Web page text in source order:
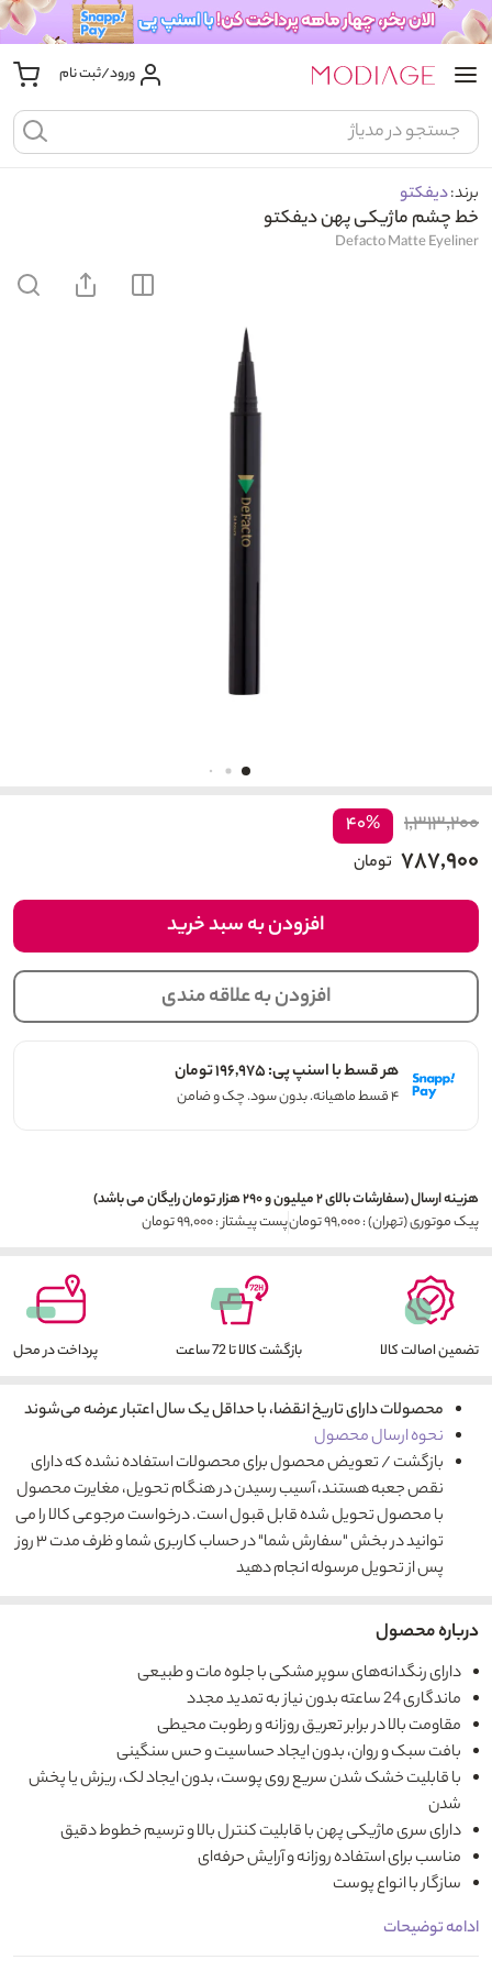
ورود/ثبت نام
برند:دیفکتو
خط چشم ماژیکی پهن دیفکتو
Defacto Matte Eyeliner
۱,۳۱۳,۲۰۰ ۴۰%
۷۸۷,۹۰۰ تومان
افزودن به سبد خرید
افزودن به علاقه مندی
هر قسط با اسنپ پی: ۱۹۶,۹۷۵ تومان
۴ قسط ماهیانه. بدون سود. چک و ضامن
هزینه ارسال (سفارشات بالای ۲ میلیون و ۲۹۰ هزار تومان رایگان می باشد)
پیک موتوری (تهران) : ۹۹,۰۰۰ تومان
پست پیشتاز : ۹۹,۰۰۰ تومان
تضمین اصالت کالا بازگشت کالا تا 72 ساعت پرداخت در محل
محصولات دارای تاریخ انقضا، با حداقل یک سال اعتبار عرضه می‌شوند
نحوه ارسال محصول
بازگشت / تعویض محصول برای محصولات استفاده نشده که دارای
نقص جعبه هستند، آسیب رسیدن در هنگام تحویل، مغایرت محصول
با محصول تحویل شده قابل قبول است. درخواست مرجوعی کالا را می
توانید در بخش "سفارش شما" در حساب کاربری شما و ظرف مدت ۳ روز
پس از تحویل مرسوله انجام دهید
درباره محصول
دارای رنگدانه‌های سوپر مشکی با جلوه مات و طبیعی
ماندگاری 24 ساعته بدون نیاز به تمدید مجدد
مقاومت بالا در برابر تعریق روزانه و رطوبت محیطی
بافت سبک و روان، بدون ایجاد حساسیت و حس سنگینی
با قابلیت خشک شدن سریع روی پوست، بدون ایجاد لک، ریزش یا پخش
شدن
دارای سری ماژیکی پهن با قابلیت کنترل بالا و ترسیم خطوط دقیق
مناسب برای استفاده روزانه و آرایش حرفه‌ای
سازگار با انواع پوست
ادامه توضیحات